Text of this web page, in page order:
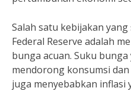
Salah satu kebijakan
Federal Reserve adalah
bunga acuan. Suku
mendorong konsumsi
juga menyebabkan inflasi